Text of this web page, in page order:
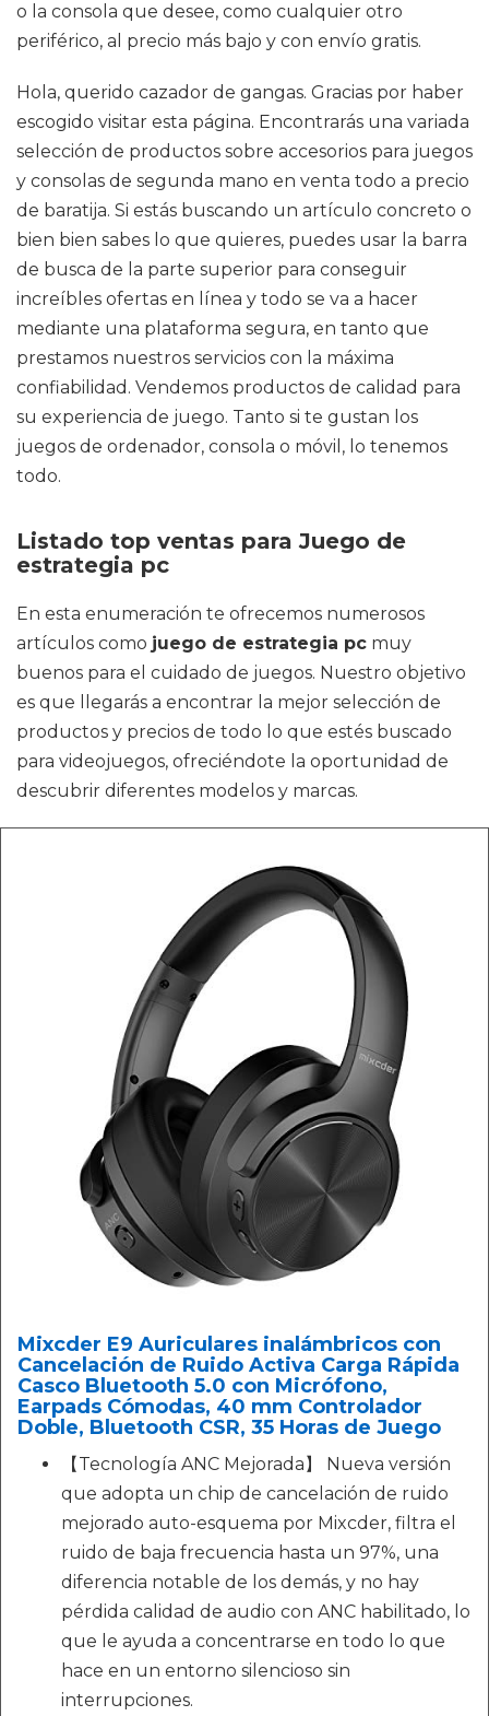
o la consola que desee, como cualquier otro
periférico, al precio más bajo y con envío gratis.
Hola, querido cazador de gangas. Gracias por haber
escogido visitar esta página. Encontrarás una variada
selección de productos sobre accesorios para juegos
y consolas de segunda mano en venta todo a precio
de baratija. Si estás buscando un artículo concreto o
bien bien sabes lo que quieres, puedes usar la barra
de busca de la parte superior para conseguir
increíbles ofertas en línea y todo se va a hacer
mediante una plataforma segura, en tanto que
prestamos nuestros servicios con la máxima
confiabilidad. Vendemos productos de calidad para
su experiencia de juego. Tanto si te gustan los
juegos de ordenador, consola o móvil, lo tenemos
todo.
Listado top ventas para Juego de
estrategia pc
En esta enumeración te ofrecemos numerosos
artículos como juego de estrategia pc muy
buenos para el cuidado de juegos. Nuestro objetivo
es que llegarás a encontrar la mejor selección de
productos y precios de todo lo que estés buscado
para videojuegos, ofreciéndote la oportunidad de
descubrir diferentes modelos y marcas.
Mixcder E9 Auriculares inalámbricos con
Cancelación de Ruido Activa Carga Rápida
Casco Bluetooth 5.0 con Micrófono,
Earpads Cómodas, 40 mm Controlador
Doble, Bluetooth CSR, 35 Horas de Juego
【Tecnología ANC Mejorada】 Nueva versión
que adopta un chip de cancelación de ruido
mejorado auto-esquema por Mixcder, filtra el
ruido de baja frecuencia hasta un 97%, una
diferencia notable de los demás, y no hay
pérdida calidad de audio con ANC habilitado, lo
que le ayuda a concentrarse en todo lo que
hace en un entorno silencioso sin
interrupciones.